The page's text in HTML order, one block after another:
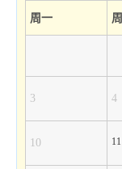
周一
3 4
10 11